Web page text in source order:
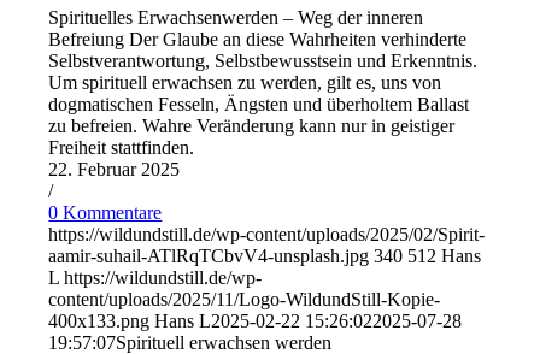
Spirituelles Erwachsenwerden – Weg der inneren
Befreiung Der Glaube an diese Wahrheiten verhinderte
Selbstverantwortung, Selbst­bewusstsein und Erkenntnis.
Um spirituell erwachsen zu werden, gilt es, uns von
dogmatischen Fes­seln, Ängsten und überholtem Ballast
zu befreien. Wahre Veränderung kann nur in geistiger
Freiheit stattfinden.
22. Februar 2025
/
0 Kommentare
https://wildundstill.de/wp-content/uploads/2025/02/Spirit-
aamir-suhail-ATlRqTCbvV4-unsplash.jpg 340 512 Hans
L https://wildundstill.de/wp-
content/uploads/2025/11/Logo-WildundStill-Kopie-
400x133.png Hans L2025-02-22 15:26:022025-07-28
19:57:07Spirituell erwachsen werden